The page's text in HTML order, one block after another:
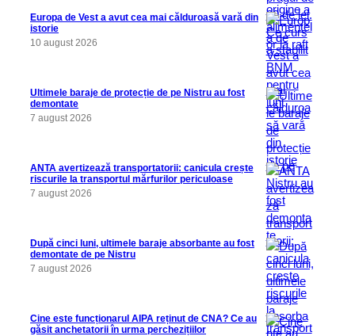
Europa de Vest a avut cea mai călduroasă vară din
istorie
10 august 2026
Ultimele baraje de protecție de pe Nistru au fost
demontate
7 august 2026
ANTA avertizează transportatorii: canicula crește
riscurile la transportul mărfurilor periculoase
7 august 2026
După cinci luni, ultimele baraje absorbante au fost
demontate de pe Nistru
7 august 2026
Cine este funcționarul AIPA reținut de CNA? Ce au
găsit anchetatorii în urma perchezițiilor